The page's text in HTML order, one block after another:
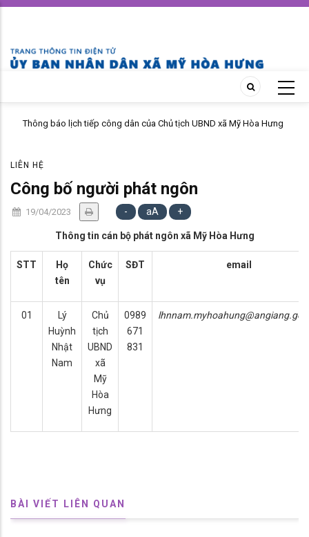
Skip
content
Thông báo lịch tiếp công dân của Chủ tịch UBND xã Mỹ Hòa Hưng
LIÊN HỆ
Công bố người phát ngôn
19/04/2023 - aA +
Thông tin cán bộ phát ngôn xã Mỹ Hòa Hưng
STT
Họ
tên
Chức
vụ
SĐT email
01
Lý
Huỳnh
Nhật
Nam
Chủ
tịch
UBND
xã
Mỹ
Hòa
Hưng
0989
671
831
BÀI VIẾT LIÊN QUAN